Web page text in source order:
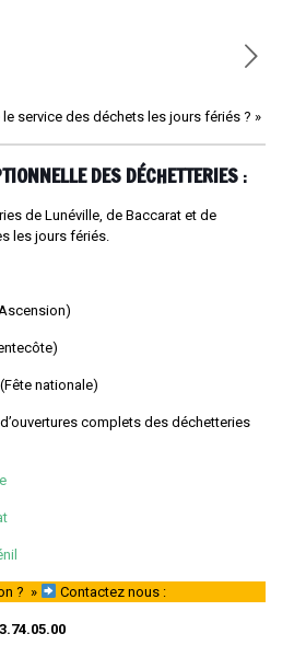
service des déchets les jours fériés ? »
DES DÉCHETTERIES:
de Lunéville, de Baccarat et de
les jours fériés.
nationale)
complets des déchetteries
? » Contactez nous :